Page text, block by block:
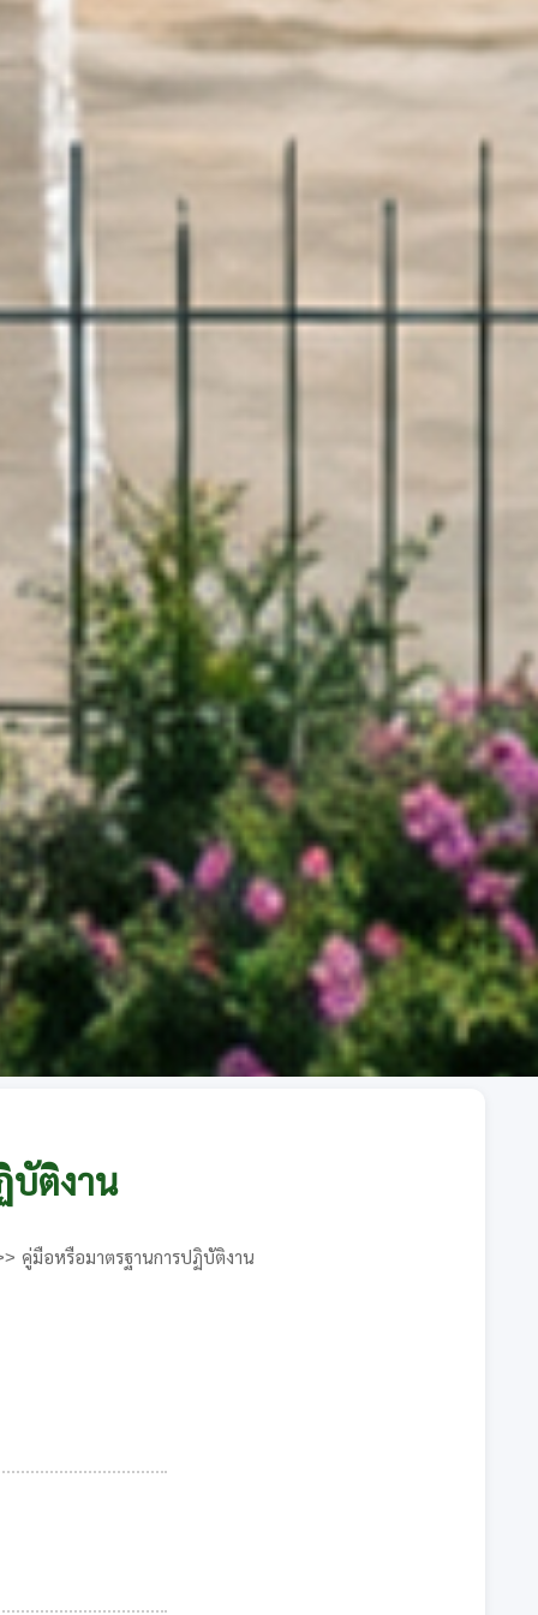
บัติงาน
คู่มือหรือมาตรฐานการปฏิบัติงาน